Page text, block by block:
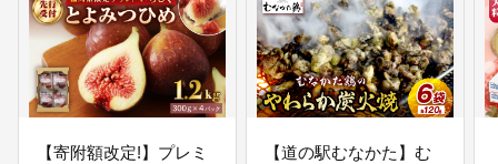
後継者の育成、農産物や水産物の
認知度向上、消費拡大を図るな
ど、地域産業の活性化につなげて
いきます。また、商工業発展に向
けた助成制度の充実や企業誘致、
起業支援の取り組みを展開してい
【寄附額改定!】プレミ 【道の駅むなかた】む